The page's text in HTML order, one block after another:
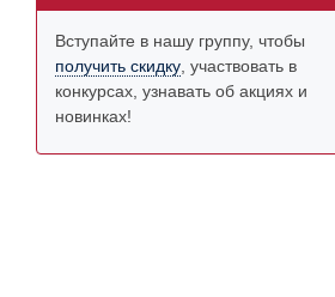
Вступайте в нашу группу, чтобы
получить скидку , участвовать в
конкурсах, узнавать об акциях и
новинках!